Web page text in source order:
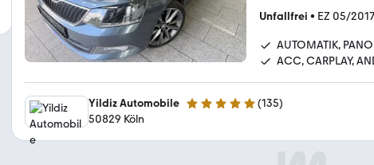
Unfallfrei • EZ 05/2017
AUTOMATIK,
ACC, CARPLAY,
Yildiz Automobile 5 Sterne (135)
50829 Köln